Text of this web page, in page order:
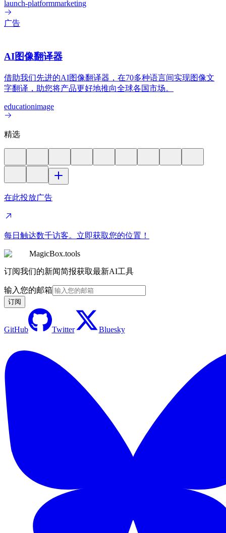
launch-platformmarketing
广告
AI图像翻译器
借助我们先进的AI图像翻译器，在70多种语言间实现图像文
字翻译，助您将产品更好地推向全球各国市场。
educationimage
精选
在此投放广告
每日触达数千访客。立即获取您的位置！
MagicBox.tools
订阅我们的新闻简报获取最新AI工具
输入您的邮箱
订阅
GitHub Twitter Bluesky